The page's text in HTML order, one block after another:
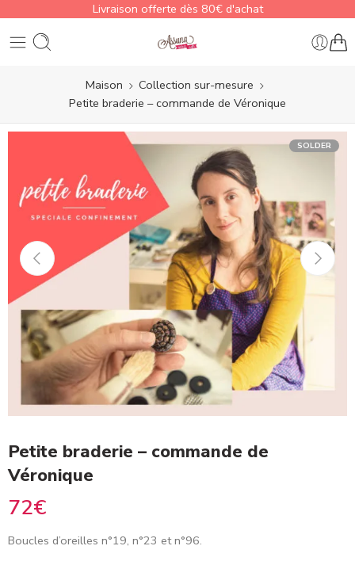
Livraison offerte dès 80€ d'achat
Maison
Collection sur-mesure
Petite braderie – commande de Véronique
SOLDER
Petite braderie – commande de
Véronique
72€
Boucles d’oreilles n°19, n°23 et n°96.